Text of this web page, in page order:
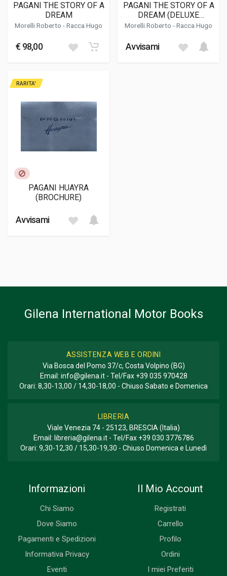
PAGANI THE STORY OF A
DREAM
Morelli Roberto -Racca Hugo
€ 98,00
PAGANI THE STORY OF A
DREAM (DELUXE
EDITION)
Morelli Roberto -Racca Hugo
Avvisami
RARITA'
PAGANI HUAYRA
(BROCHURE)
Avvisami
Gilena International Motor Books
ASSISTENZA WEB E ORDINI
Via Bosca del Pomo 37/c, Costa Volpino (BG)
Email: info@gilena.it- Tel/Fax +39 035 970428
Orari: 8,30-13,00 / 14,30-18,00 - Chiuso Sabato e Domenica
LIBRERIA
Viale Venezia 74 - 25123, BRESCIA (Italia)
Email: libreria@gilena.it- Tel/Fax +39 030 3776786
Orari: 9,30-12,30 / 15,30-19,30 - Chiuso Domenica e Lunedì
Informazioni
Chi Siamo
Dove Siamo
Pagamenti e Spedizioni
Informativa Privacy
Eventi
Il Mio Account
Registrati
Carrello
Profilo
Ordini
I miei Preferiti